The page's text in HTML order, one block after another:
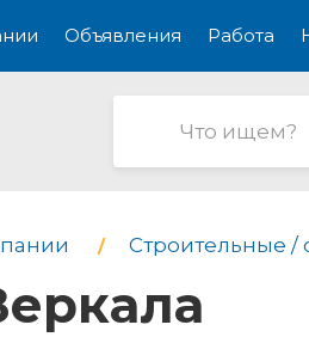
Объявления Работа
Строительные /